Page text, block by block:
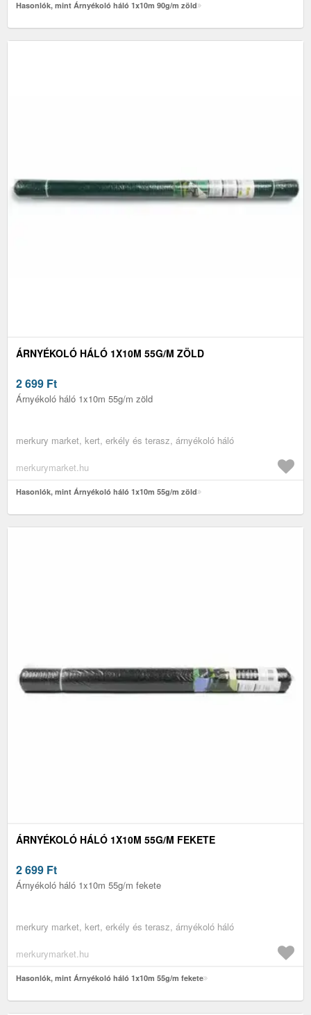
Hasonlók, mint Árnyékoló háló 1x10m 90g/m zöld
ÁRNYÉKOLÓ HÁLÓ 1X10M 55G/M ZÖLD
2 699 Ft
Árnyékoló háló 1x10m 55g/m zöld
merkury market, kert, erkély és terasz, árnyékoló háló
merkurymarket.hu
Hasonlók, mint Árnyékoló háló 1x10m 55g/m zöld
ÁRNYÉKOLÓ HÁLÓ 1X10M 55G/M FEKETE
2 699 Ft
Árnyékoló háló 1x10m 55g/m fekete
merkury market, kert, erkély és terasz, árnyékoló háló
merkurymarket.hu
Hasonlók, mint Árnyékoló háló 1x10m 55g/m fekete